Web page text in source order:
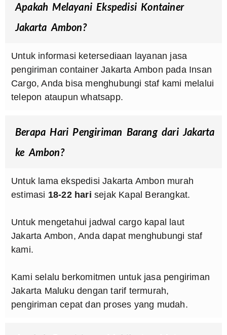
Apakah Melayani Ekspedisi Kontainer
Jakarta Ambon?
Untuk informasi ketersediaan layanan jasa
pengiriman container Jakarta Ambon pada Insan
Cargo, Anda bisa menghubungi staf kami melalui
telepon ataupun whatsapp.
Berapa Hari Pengiriman Barang dari Jakarta
ke Ambon?
Untuk lama ekspedisi Jakarta Ambon murah
estimasi 18-22 hari sejak Kapal Berangkat.
Untuk mengetahui jadwal cargo kapal laut
Jakarta Ambon, Anda dapat menghubungi staf
kami.
Kami selalu berkomitmen untuk jasa pengiriman
Jakarta Maluku dengan tarif termurah,
pengiriman cepat dan proses yang mudah.